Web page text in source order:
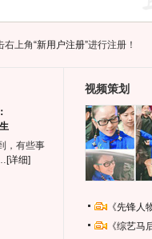
右上角“新用户注册”进行注册！
，有些事
[详细]
视频策划
《先锋
《综艺